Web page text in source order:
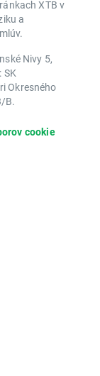
XTB v
a
Nivy 5,
SK
Okresného
B.
cookie